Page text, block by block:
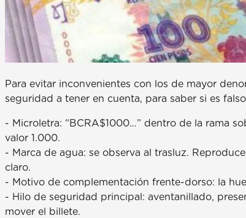
Para evitar inconvenientes con los de mayor
seguridad a tener en cuenta, para saber si es
- Microletra: “BCRA$1000…” dentro de la rama
valor 1.000.
- Marca de agua: se observa al trasluz.
claro.
- Motivo de complementación frente-dorso: la
- Hilo de seguridad principal: aventanillado,
mover el billete.